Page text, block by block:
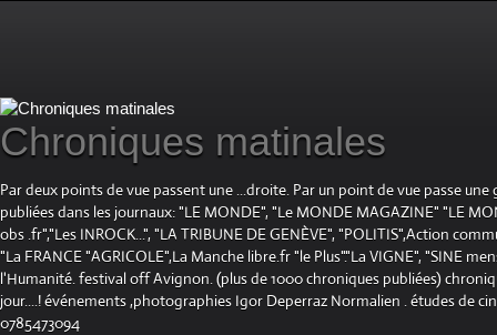
Chroniques matinales
Par deux points de vue passent une ...droite. Par un point de vue passe
publiées dans les journaux: "LE MONDE", "Le MONDE MAGAZINE" "LE
obs .fr","Les INROCK...", "LA TRIBUNE DE GENÈVE", "POLITIS",Action
"La FRANCE "AGRICOLE",La Manche libre.fr "le Plus"."La VIGNE", "SINE
l'Humanité. festival off Avignon. (plus de 1000 chroniques publiées)
jour....! événements ,photographies Igor Deperraz Normalien . études de
0785473094